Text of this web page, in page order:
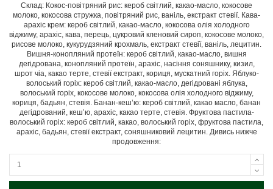
Склад: Кокос-повітряний рис: кероб світлий, какао-масло, кокосове
молоко, кокосова стружка, повітряний рис, ваніль, екстракт стевії. Кава-
арахіс крем: кероб світлий, какао-масло, кокосова олія холодного
віджиму, арахіс, кава, перець, цукровий кленовий сироп, кокосове молоко,
рисове молоко, кукурудзяний крохмаль, екстракт стевії, ваніль, лецитин.
Вишня-конопляний протеїн: кероб світлий, какао-масло, вишня
дегідрована, конопляний протеїн, арахіс, насіння соняшнику, кизил,
шрот чіа, какао терте, стевії екстракт, кориця, мускатний горіх. Яблуко-
волоський горіх: кероб світлий, какао-масло, дегідровані яблука,
волоський горіх, кокосове молоко, кокосова олія холодного віджиму,
кориця, бадьян, стевія. Банан-кеш’ю: кероб світлий, какао масло, банан
дегідрований, кеш’ю, арахіс, какао терте, стевія. Фруктова пастила-
волоський горіх: кероб світлий, какао, волоський горіх, фруктова пастила,
арахіс, бадьян, стевії екстракт, соняшниковий лецитин. Дивись нижче
продовження: